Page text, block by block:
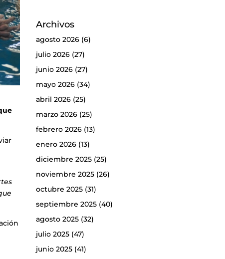
Archivos
agosto 2026(6)
julio 2026(27)
junio 2026(27)
mayo 2026(34)
abril 2026(25)
marzo 2026(25)
febrero 2026(13)
enero 2026(13)
diciembre 2025(25)
noviembre 2025(26)
octubre 2025(31)
septiembre 2025(40)
agosto 2025(32)
julio 2025(47)
junio 2025(41)